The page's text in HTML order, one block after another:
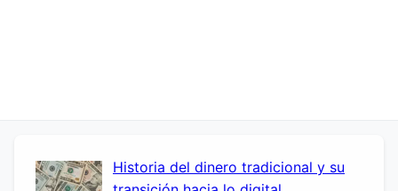
Historia del dinero tradicional y su